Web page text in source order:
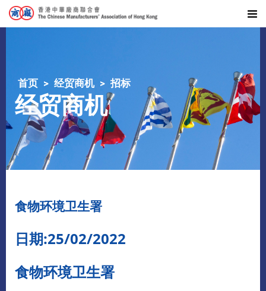
首页 经贸商机 招标
经贸商机
食物环境卫生署
日期:25/02/2022
食物环境卫生署